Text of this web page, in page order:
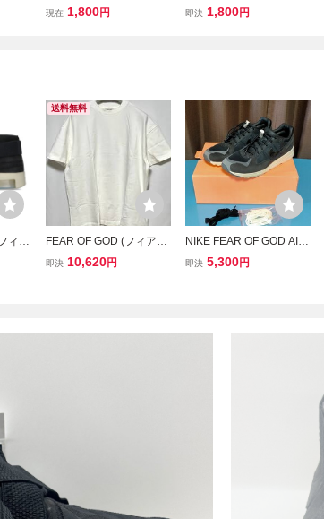
エア マックス ファイア
現在 1,800円
GOD AT8086-001 Air Mo
即決 1,800円
ィア
送料無料
FEAR OF GOD (フィアオ
ブゴッド) バックロゴTシ
即決 10,620円
NIKE FEAR OF GOD AIR
SKYLON Ⅱ BQ2752-001
即決 5,300円